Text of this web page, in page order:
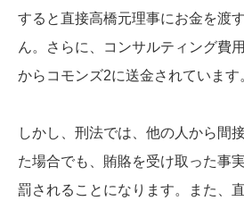
すると直接高橋元理事にお金を渡
ん。さらに、コンサルティング費
からコモンズ2に送金されています
しかし、刑法では、他の人から間
た場合でも、賄賂を受け取った事
罰されることになります。また、